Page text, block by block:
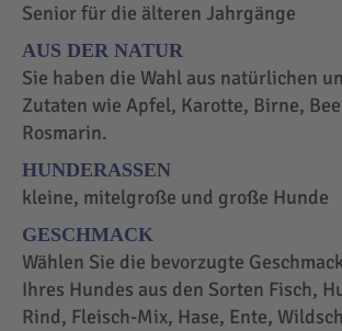
Senior für die älteren Jahrgänge
AUS DER NATUR
Sie haben die Wahl aus natürlichen
Zutaten wie Apfel, Karotte, Birne,
Rosmarin.
HUNDERASSEN
kleine, mitelgroße und große Hunde
GESCHMACK
Wählen Sie die bevorzugte
Ihres Hundes aus den Sorten Fisch,
Rind, Fleisch-Mix, Hase, Ente,